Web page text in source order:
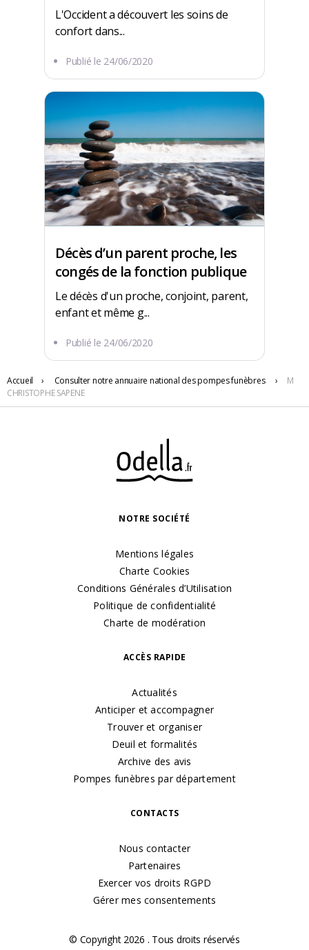
5 CHE DU MOULIN
L'Occident a découvert les soins de
confort dans...
Publié le 24/06/2020
Décès d’un parent proche, les
congés de la fonction publique
Le décès d'un proche, conjoint, parent,
enfant et même g...
Publié le 24/06/2020
Accueil › Consulter notre annuaire national des pompes funèbres ›
M
CHRISTOPHE SAPENE
NOTRE SOCIÉTÉ
Mentions légales
Charte Cookies
Conditions Générales d’Utilisation
Politique de confidentialité
Charte de modération
ACCÈS RAPIDE
Actualités
Anticiper et accompagner
Trouver et organiser
Deuil et formalités
Archive des avis
Pompes funèbres par département
CONTACTS
Nous contacter
Partenaires
Exercer vos droits RGPD
Gérer mes consentements
© Copyright 2026 . Tous droits réservés